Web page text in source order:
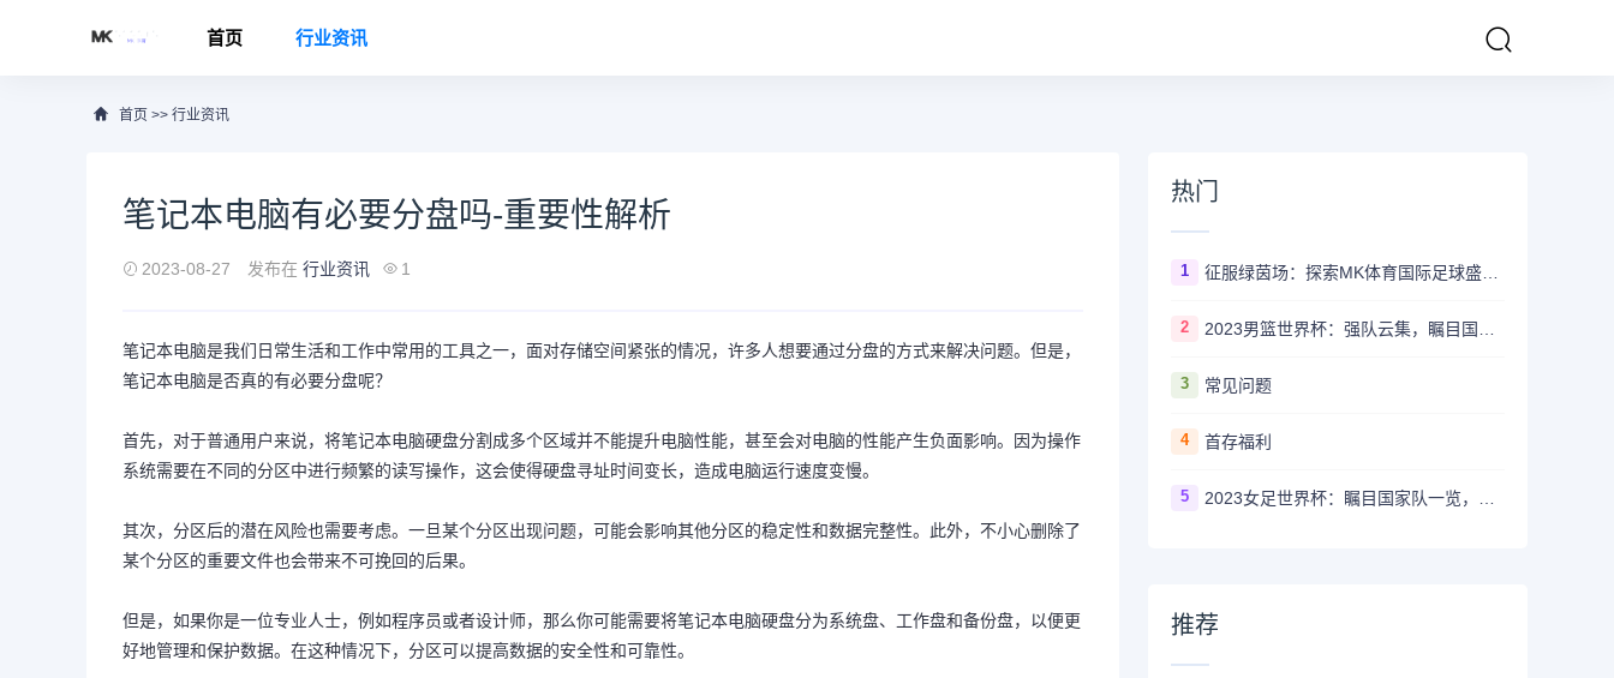
首页 行业资讯
首页 >> 行业资讯
笔记本电脑有必要分盘吗-重要性解析
2023-08-27 发布在 行业资讯 1
笔记本电脑是我们日常生活和工作中常用的工具之一，面对存储空间紧张的情况，许多人想要通过分盘的方式来解决问题。但是，
笔记本电脑是否真的有必要分盘呢？
首先，对于普通用户来说，将笔记本电脑硬盘分割成多个区域并不能提升电脑性能，甚至会对电脑的性能产生负面影响。因为操作
系统需要在不同的分区中进行频繁的读写操作，这会使得硬盘寻址时间变长，造成电脑运行速度变慢。
其次，分区后的潜在风险也需要考虑。一旦某个分区出现问题，可能会影响其他分区的稳定性和数据完整性。此外，不小心删除了
某个分区的重要文件也会带来不可挽回的后果。
但是，如果你是一位专业人士，例如程序员或者设计师，那么你可能需要将笔记本电脑硬盘分为系统盘、工作盘和备份盘，以便更
好地管理和保护数据。在这种情况下，分区可以提高数据的安全性和可靠性。
热门
1 征服绿茵场：探索MK体育国际足球盛事的辉煌传奇
2
3 常见问题
4 首存福利
5
推荐